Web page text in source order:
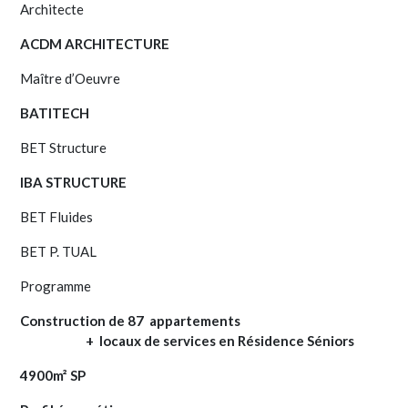
Architecte
ACDM ARCHITECTURE
Maître d’Oeuvre
BATITECH
BET Structure
IBA STRUCTURE
BET Fluides
BET P. TUAL
Programme
Construction de 87 appartements
+ locaux de services en Résidence Séniors
4900m² SP